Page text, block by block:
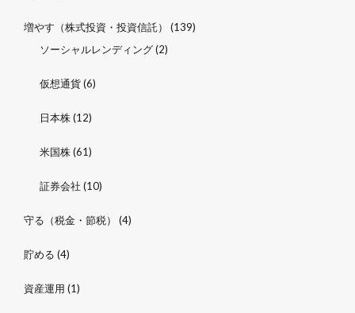
増やす（株式投資・投資信託）
(139)
ソーシャルレンディング(2)
仮想通貨(6)
日本株(12)
米国株(61)
証券会社 (10)
守る（税金・節税） (4)
貯める (4)
資産運用 (1)